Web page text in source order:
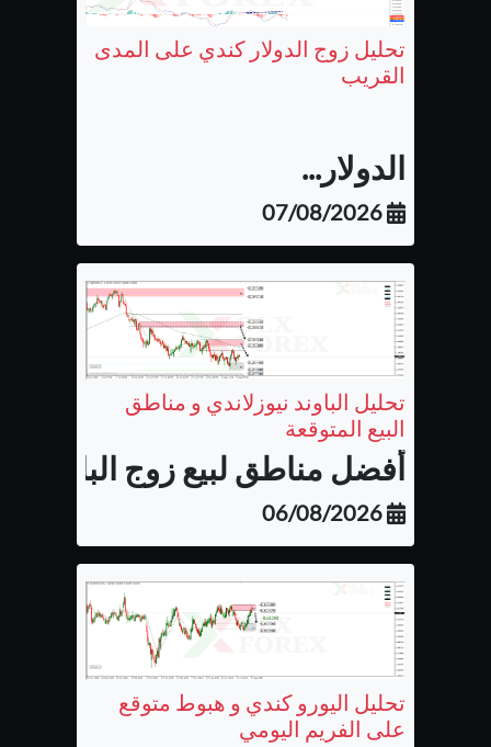
تحليل زوج الدولار كندي على المدى
القريب
الدولار...
07/08/2026
تحليل الباوند نيوزلاندي و مناطق
البيع المتوقعة
أفضل مناطق لبيع زوج الباوند
06/08/2026
تحليل اليورو كندي و هبوط متوقع
على الفريم اليومي